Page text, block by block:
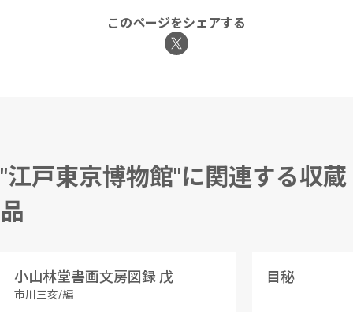
このページをシェアする
"江戸東京博物館"に関連する収蔵
品
小山林堂書画文房図録 戊
市川三亥/編
目秘